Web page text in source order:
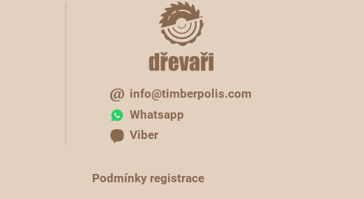
info@timberpolis.com
Whatsapp
Viber
Podmínky registrace